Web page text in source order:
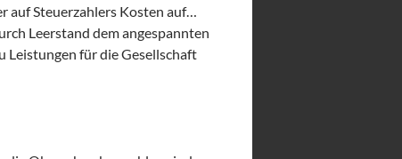
auf Steuerzahlers Kosten auf…
Leerstand dem angespannten
Leistungen für die Gesellschaft